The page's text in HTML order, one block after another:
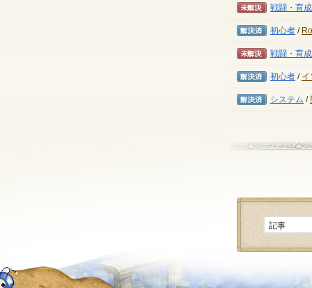
未解決
戦闘・育成
解決済み
初心者 /
未解決
戦闘・育成
解決済み
初心者 /
解決済み
システム /